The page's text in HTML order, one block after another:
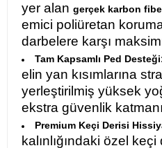
yer alan gerçek karbon
emici poliüretan
darbelere karşı
Tam Kapsamlı Ped
elin yan kısımlarına
yerleştirilmiş yüksek
ekstra güvenlik
Premium Keçi Derisi
kalınlığındaki özel